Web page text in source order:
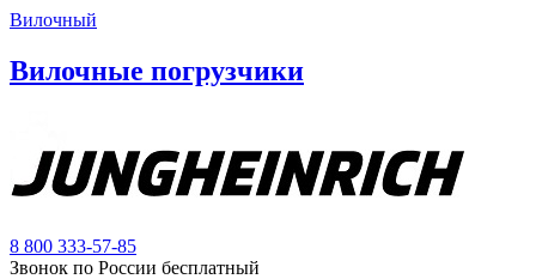
Вилочный
Вилочные погрузчики
8 800 333-57-85
Звонок по России бесплатный